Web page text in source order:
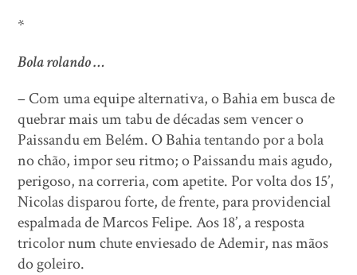
*
Bola rolando …
– Com uma equipe alternativa, o Bahia em busca de
quebrar mais um tabu de décadas sem vencer o
Paissandu em Belém. O Bahia tentando por a bola
no chão, impor seu ritmo; o Paissandu mais agudo,
perigoso, na correria, com apetite. Por volta dos 15’,
Nicolas disparou forte, de frente, para providencial
espalmada de Marcos Felipe. Aos 18’, a resposta
tricolor num chute enviesado de Ademir, nas mãos
do goleiro.